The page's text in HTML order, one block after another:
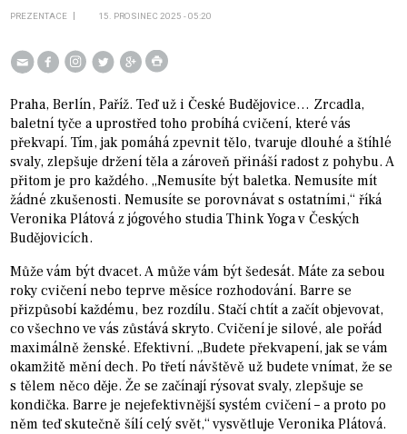
PREZENTACE 15. PROSINEC 2025 - 05:20
Praha, Berlín, Paříž. Teď už i České Budějovice… Zrcadla,
baletní tyče a uprostřed toho probíhá cvičení, které vás
překvapí. Tím, jak pomáhá zpevnit tělo, tvaruje dlouhé a štíhlé
svaly, zlepšuje držení těla a zároveň přináší radost z pohybu. A
přitom je pro každého. „Nemusíte být baletka. Nemusíte mít
žádné zkušenosti. Nemusíte se porovnávat s ostatními,“ říká
Veronika Plátová z jógového studia Think Yoga v Českých
Budějovicích.
Může vám být dvacet. A může vám být šedesát. Máte za sebou
roky cvičení nebo teprve měsíce rozhodování. Barre se
přizpůsobí každému, bez rozdílu. Stačí chtít a začít objevovat,
co všechno ve vás zůstává skryto. Cvičení je silové, ale pořád
maximálně ženské. Efektivní. „Budete překvapení, jak se vám
okamžitě mění dech. Po třetí návštěvě už budete vnímat, že se
s tělem něco děje. Že se začínají rýsovat svaly, zlepšuje se
kondička. Barre je nejefektivnější systém cvičení – a proto po
něm teď skutečně šílí celý svět,“ vysvětluje Veronika Plátová.